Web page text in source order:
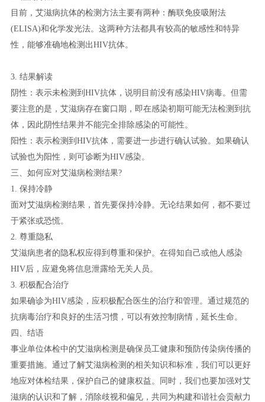
目前，艾滋病抗体的检测方法主要有两种：酶联免疫吸附法
(ELISA)和化学发光法。这两种方法都具有较高的敏感性和特异
性，能够准确地检测出HIV抗体。
3. 结果解读
阴性：表示未检测到HIV抗体，说明目前没有感染HIV病毒。但需
要注意的是，艾滋病存在窗口期，即在感染初期可能无法检测到抗
体，因此阴性结果并不能完全排除感染的可能性。
阳性：表示检测到HIV抗体，需要进一步进行确认试验。如果确认
试验也为阳性，则可诊断为HIV感染。
三、如何应对艾滋病检测结果?
1. 保持冷静
面对艾滋病检测结果，首先要保持冷静。无论结果如何，都不要过
于紧张或恐慌。
2. 尊重隐私
艾滋病患者的隐私权应得到尊重和保护。在得知自己或他人感染
HIV后，应避免将信息泄露给无关人员。
3. 积极配合治疗
如果确诊为HIV感染，应积极配合医生的治疗和管理。通过规范的
抗病毒治疗和良好的生活习惯，可以有效控制病情，延长生命。
四、结语
事业单位体检中的艾滋病检测是确保员工健康和预防传染病传播的
重要措施。通过了解艾滋病检测的相关知识和标准，我们可以更好
地应对体检结果，保护自己的健康权益。同时，我们也要加强对艾
滋病的认识和了解，消除歧视和偏见，共同为构建和谐社会贡献力